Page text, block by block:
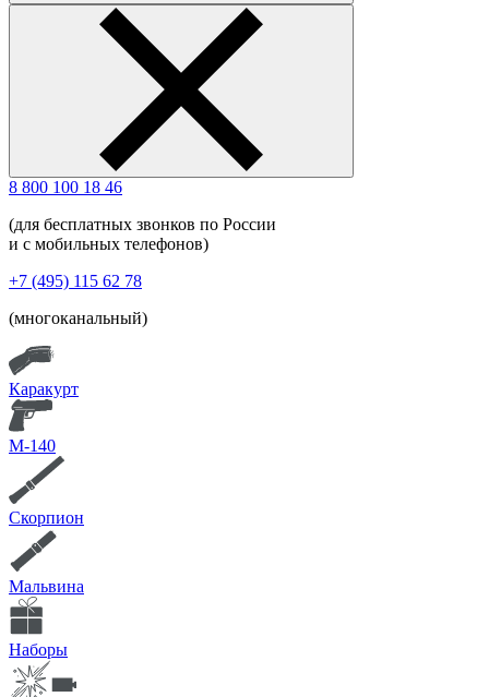
8 800 100 18 46
(для бесплатных звонков по России
и с мобильных телефонов)
+7 (495) 115 62 78
(многоканальный)
Каракурт
М-140
Скорпион
Мальвина
Наборы